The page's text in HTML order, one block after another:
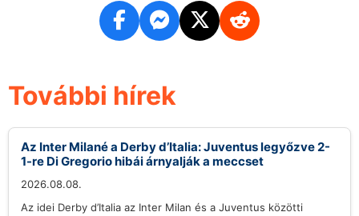
További hírek
Az Inter Milané a Derby d’Italia: Juventus legyőzve 2-
1-re Di Gregorio hibái árnyalják a meccset
2026.08.08.
Az idei Derby d’Italia az Inter Milan és a Juventus közötti